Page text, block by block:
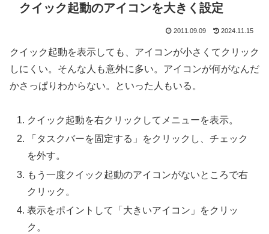
クイック起動のアイコンを大きく設定
2011.09.09 2024.11.15
クイック起動を表示しても、アイコンが小さくてクリック
しにくい。そんな人も意外に多い。アイコンが何がなんだ
かさっぱりわからない。といった人もいる。
クイック起動を右クリックしてメニューを表示。
「タスクバーを固定する」をクリックし、チェック
を外す。
もう一度クイック起動のアイコンがないところで右
クリック。
表示をポイントして「大きいアイコン」をクリッ
ク。